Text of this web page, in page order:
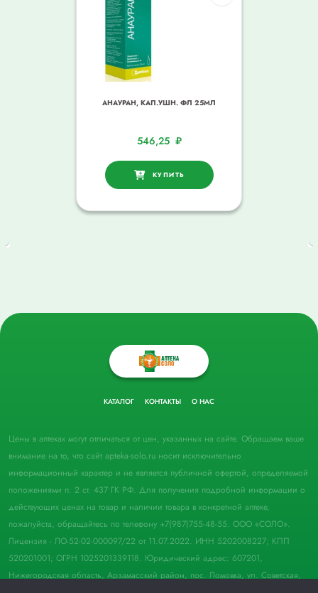
АНАУРАН, КАП.УШН. ФЛ 25МЛ
546,25 ₽
КУПИТЬ
КАТАЛОГ КОНТАКТЫ О НАС
Цены в аптеках могут отличаться от цен, указанных на сайте. Обращаем ваше
внимание на то, что сайт apteka-solo.ru носит исключительно
информационный характер и не является публичной офертой, определяемой
положениями п. 2 ст. 437 ГК РФ. Для получения подробной информации о
действующих ценах на товар и наличии товара в конкретной аптеке,
пожалуйста, обращайтесь по телефону +7(987)755-48-55. ООО «СОЛО».
Лицензия - ЛО-52-02-000097/22 от 11.07.2022. ИНН 5202008227; КПП
520201001; ОГРН 1025201339118. Юридический адрес: 607201,
Нижегородская область, Арзамасский район, пос. Ломовка, ул. Советская,